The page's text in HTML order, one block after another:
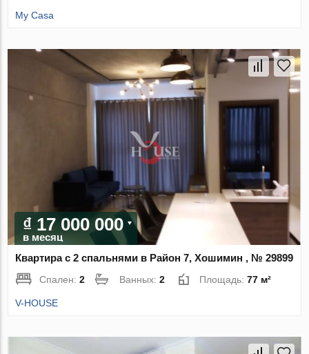
My Casa
₫ 17 000 000
в месяц
Квартира с 2 спальнями в Район 7, Хошимин , № 29899
Спален:2 Ванных:2 Площадь:77 м²
V-HOUSE